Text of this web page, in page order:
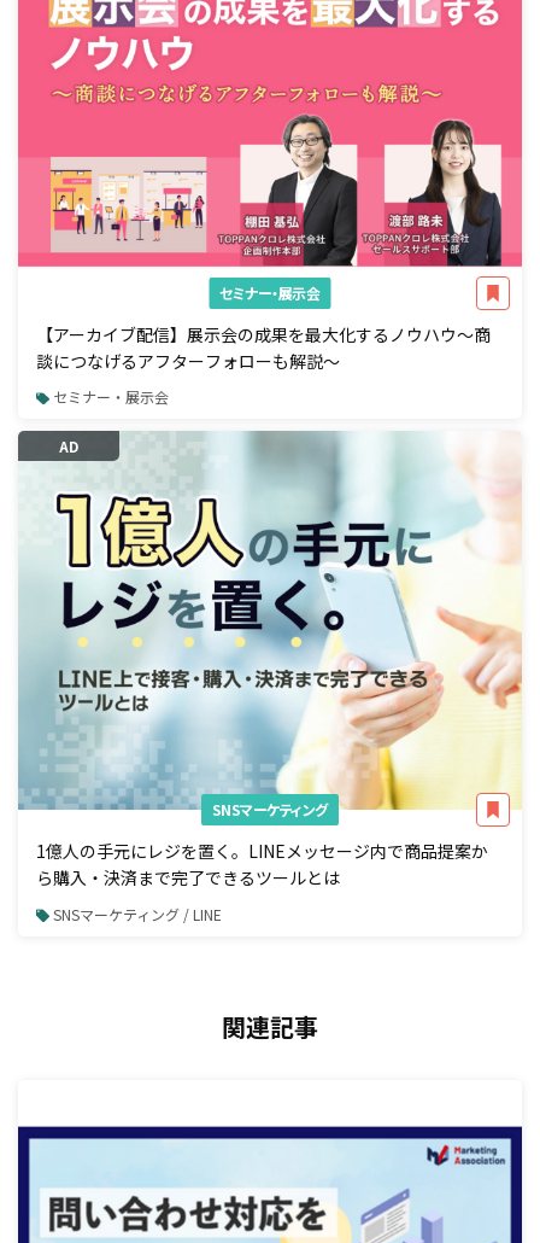
セミナー・展示会
【アーカイブ配信】展示会の成果を最大化するノウハウ～商
談につなげるアフターフォローも解説～
セミナー・展示会
AD
SNSマーケティング
1億人の手元にレジを置く。LINEメッセージ内で商品提案か
ら購入・決済まで完了できるツールとは
SNSマーケティング / LINE
関連記事